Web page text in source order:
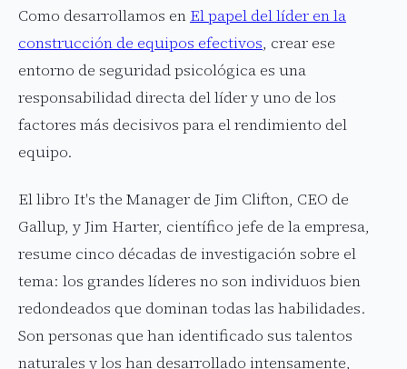
Como desarrollamos en El papel del líder en la
construcción de equipos efectivos, crear ese
entorno de seguridad psicológica es una
responsabilidad directa del líder y uno de los
factores más decisivos para el rendimiento del
equipo.
El libro It's the Manager de Jim Clifton, CEO de
Gallup, y Jim Harter, científico jefe de la empresa,
resume cinco décadas de investigación sobre el
tema: los grandes líderes no son individuos bien
redondeados que dominan todas las habilidades.
Son personas que han identificado sus talentos
naturales y los han desarrollado intensamente,